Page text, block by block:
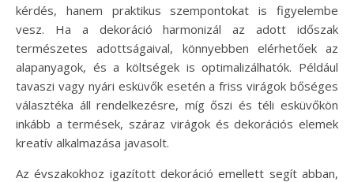
kérdés, hanem praktikus szempontokat is figyelembe
vesz. Ha a dekoráció harmonizál az adott időszak
természetes adottságaival, könnyebben elérhetőek az
alapanyagok, és a költségek is optimalizálhatók. Például
tavaszi vagy nyári esküvők esetén a friss virágok bőséges
választéka áll rendelkezésre, míg őszi és téli esküvőkön
inkább a termések, száraz virágok és dekorációs elemek
kreatív alkalmazása javasolt.
Az évszakokhoz igazított dekoráció emellett segít abban,